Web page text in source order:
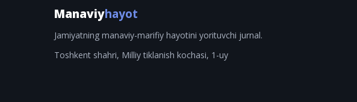
Manaviyhayot
Jamiyatning manaviy-marifiy hayotini yorituvchi jurnal.
Toshkent shahri, Milliy tiklanish kochasi, 1-uy